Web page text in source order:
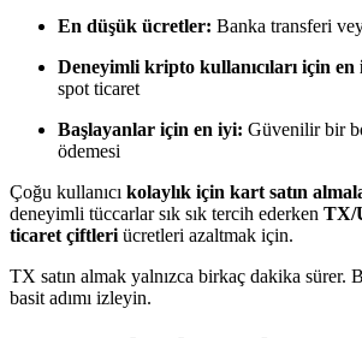
Kopya Tüccarı Olun
Kâr paylaşımı ve kopya ticaret
En düşük ücretler: Banka transferi
Deneyimli kripto kullanıcıları için en
spot ticaret
Başlayanlar için en iyi: Güvenilir bir
ödemesi
Çoğu kullanıcı kolaylık için kart satın
deneyimli tüccarlar sık sık tercih ederken TX/
ticaret çiftleri ücretleri azaltmak için.
TX satın almak yalnızca birkaç dakika sürer.
basit adımı izleyin.